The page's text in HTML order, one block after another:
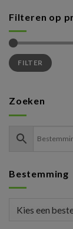
Filteren op
Min.
prijs
Max.
prijsFILTER
Zoeken
Bestemming